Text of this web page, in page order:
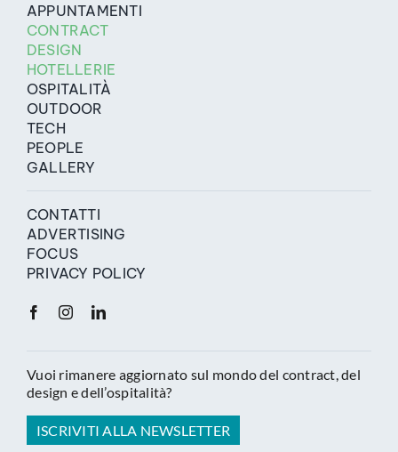
APPUNTAMENTI
CONTRACT
DESIGN
HOTELLERIE
OSPITALITÀ
OUTDOOR
TECH
PEOPLE
GALLERY
CONTATTI
ADVERTISING
FOCUS
PRIVACY POLICY
Vuoi rimanere aggiornato sul mondo del contract, del
design e dell’ospitalità?
ISCRIVITI ALLA NEWSLETTER